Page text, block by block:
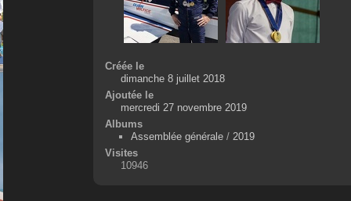
Créée le
dimanche 8 juillet 2018
Ajoutée le
mercredi 27 novembre 2019
Albums
Assemblée générale/ 2019
Visites
10946